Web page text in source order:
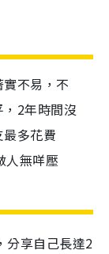
不易，不
2年時間沒
多花費
人無咩壓
分享自己長達2